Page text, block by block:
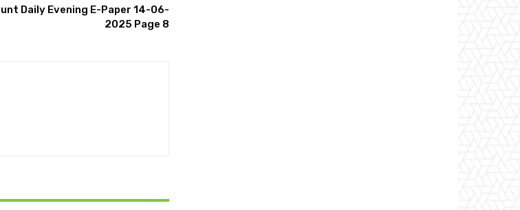
Daily Evening E-Paper 14-06-
2025 Page 8